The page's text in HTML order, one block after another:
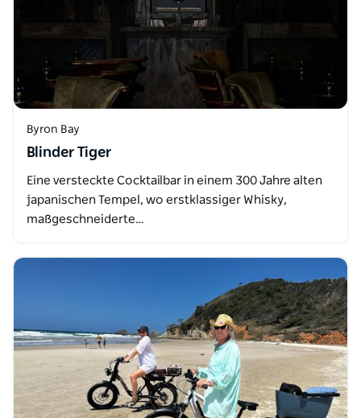
Byron Bay
Blinder Tiger
Eine versteckte Cocktailbar in einem 300 Jahre alten
japanischen Tempel, wo erstklassiger Whisky,
maßgeschneiderte…